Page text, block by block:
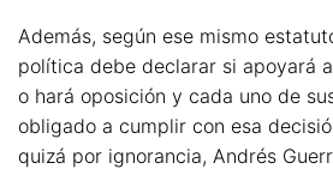
Además, según ese mismo
política debe declarar si apoyará
o hará oposición y cada uno de
obligado a cumplir con esa
quizá por ignorancia, Andrés